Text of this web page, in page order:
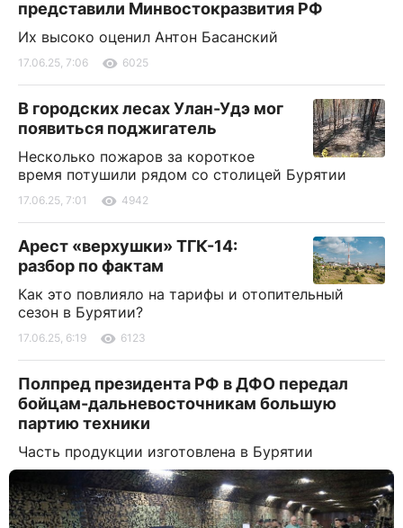
представили Минвостокразвития РФ
Их высоко оценил Антон Басанский
17.06.25, 7:06 6025
В городских лесах Улан-Удэ мог
появиться поджигатель
Несколько пожаров за короткое
время потушили рядом со столицей Бурятии
17.06.25, 7:01 4942
Арест «верхушки» ТГК-14:
разбор по фактам
Как это повлияло на тарифы и отопительный
сезон в Бурятии?
17.06.25, 6:19 6123
Полпред президента РФ в ДФО передал
бойцам-дальневосточникам большую
партию техники
Часть продукции изготовлена в Бурятии